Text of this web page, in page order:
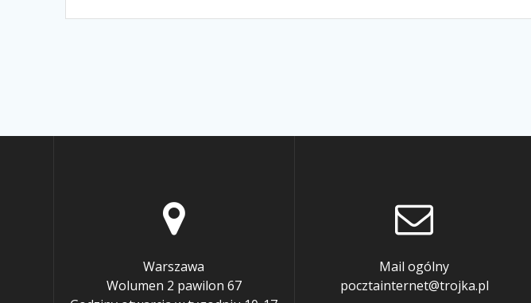
Warszawa
Wolumen 2 pawilon 67
Mail ogólny
pocztainternet@trojka.pl